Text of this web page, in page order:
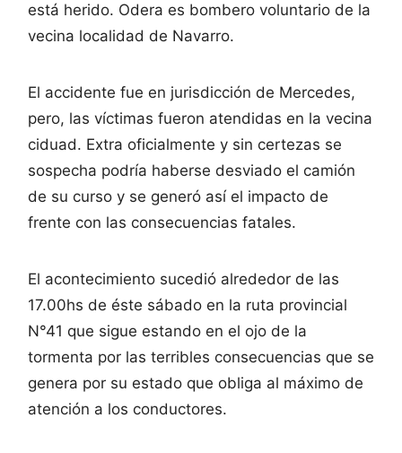
está herido. Odera es bombero voluntario de la
vecina localidad de Navarro.
El accidente fue en jurisdicción de Mercedes,
pero, las víctimas fueron atendidas en la vecina
ciduad. Extra oficialmente y sin certezas se
sospecha podría haberse desviado el camión
de su curso y se generó así el impacto de
frente con las consecuencias fatales.
El acontecimiento sucedió alrededor de las
17.00hs de éste sábado en la ruta provincial
N°41 que sigue estando en el ojo de la
tormenta por las terribles consecuencias que se
genera por su estado que obliga al máximo de
atención a los conductores.